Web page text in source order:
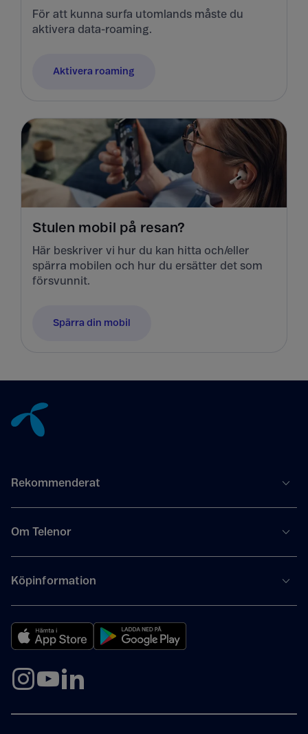
För att kunna surfa utomlands måste du
aktivera data-roaming.
Aktivera roaming
Stulen mobil på resan?
Här beskriver vi hur du kan hitta och/eller
spärra mobilen och hur du ersätter det som
försvunnit.
Spärra din mobil
Rekommenderat
Om Telenor
Köpinformation